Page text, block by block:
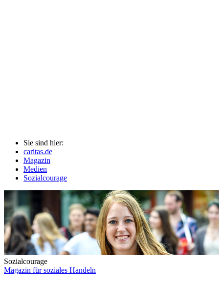
Sie sind hier:
caritas.de
Magazin
Medien
Sozialcourage
Sozialcourage
Magazin für soziales Handeln